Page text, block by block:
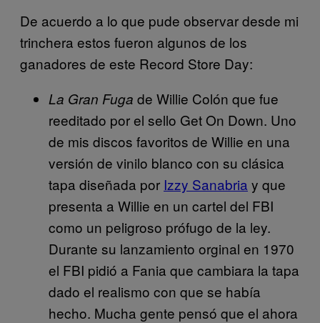
De acuerdo a lo que pude observar desde mi
trinchera estos fueron algunos de los
ganadores de este Record Store Day:
La Gran Fuga de Willie Colón que fue
reeditado por el sello Get On Down. Uno
de mis discos favoritos de Willie en una
versión de vinilo blanco con su clásica
tapa diseñada por Izzy Sanabria y que
presenta a Willie en un cartel del FBI
como un peligroso prófugo de la ley.
Durante su lanzamiento orginal en 1970
el FBI pidió a Fania que cambiara la tapa
dado el realismo con que se había
hecho. Mucha gente pensó que el ahora